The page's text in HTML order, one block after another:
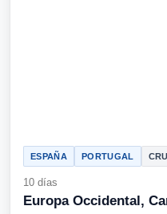
ESPAÑA PORTUGAL
10 días
Europa Occidental,